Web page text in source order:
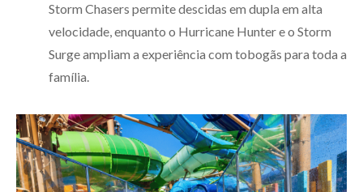
Storm Chasers permite descidas em dupla em alta
velocidade, enquanto o Hurricane Hunter e o Storm
Surge ampliam a experiência com tobogãs para toda a
família.